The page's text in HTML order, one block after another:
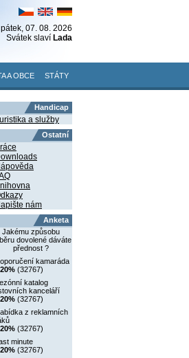
pátek, 07. 08. 2026
Svátek slaví Lada
A OBCE STÁTY
Handicap
a služby
Ostatní
nám
Anketa
Jakému způsobu
dovolené dáváte
přednost ?
kamaráda
20% (32767)
katalog
kanceláří
20% (32767)
z reklamních
20% (32767)
minute
20% (32767)